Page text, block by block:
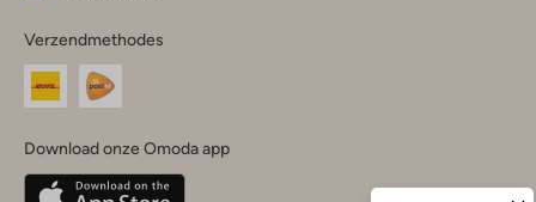
je
land
Nederland
Belgique(Français)
Verzendmethodes
Download onze Omoda app